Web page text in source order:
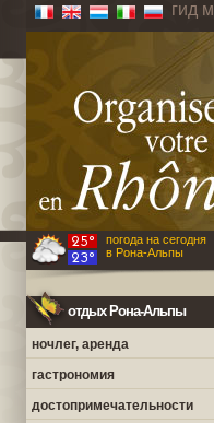
гид
погода на сегодня
в Рона-Альпы
отдых Рона-Альпы
ночлег, аренда
гастрономия
достопримечательности